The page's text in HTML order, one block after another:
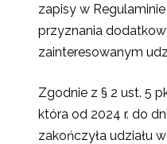
zapisy w
przyznania
zainteresowanym
Zgodnie z § 2 ust. 5
która od 2024 r. do
zakończyła udziału